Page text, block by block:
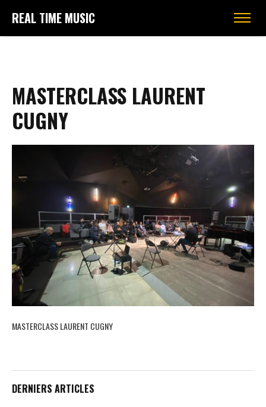
REAL TIME MUSIC
MASTERCLASS LAURENT
CUGNY
MASTERCLASS LAURENT CUGNY
DERNIERS ARTICLES